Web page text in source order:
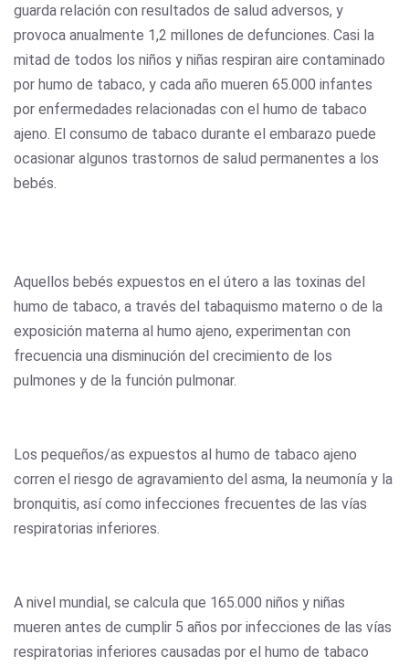
guarda relación con resultados de salud adversos, y
provoca anualmente 1,2 millones de defunciones. Casi la
mitad de todos los niños y niñas respiran aire contaminado
por humo de tabaco, y cada año mueren 65.000 infantes
por enfermedades relacionadas con el humo de tabaco
ajeno. El consumo de tabaco durante el embarazo puede
ocasionar algunos trastornos de salud permanentes a los
bebés.
Aquellos bebés expuestos en el útero a las toxinas del
humo de tabaco, a través del tabaquismo materno o de la
exposición materna al humo ajeno, experimentan con
frecuencia una disminución del crecimiento de los
pulmones y de la función pulmonar.
Los pequeños/as expuestos al humo de tabaco ajeno
corren el riesgo de agravamiento del asma, la neumonía y la
bronquitis, así como infecciones frecuentes de las vías
respiratorias inferiores.
A nivel mundial, se calcula que 165.000 niños y niñas
mueren antes de cumplir 5 años por infecciones de las vías
respiratorias inferiores causadas por el humo de tabaco